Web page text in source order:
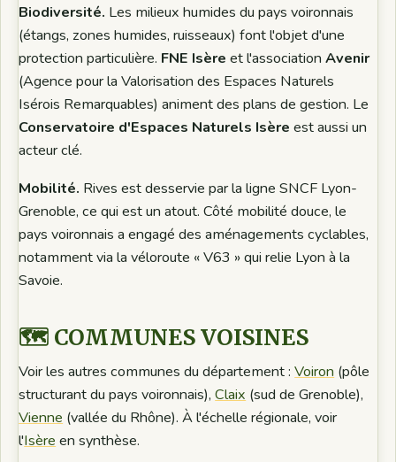
Biodiversité. Les milieux humides du pays voironnais
(étangs, zones humides, ruisseaux) font l'objet d'une
protection particulière. FNE Isère et l'associationAvenir
(Agence pour la Valorisation des Espaces Naturels
Isérois Remarquables) animent des plans de gestion. Le
Conservatoire d'Espaces Naturels Isère est aussi un
acteur clé.
Mobilité. Rives est desservie par la ligne SNCF Lyon-
Grenoble, ce qui est un atout. Côté mobilité douce, le
pays voironnais a engagé des aménagements cyclables,
notamment via la véloroute « V63 » qui relie Lyon à la
Savoie.
🗺️ COMMUNES VOISINES
Voir les autres communes du département :Voiron (pôle
structurant du pays voironnais),Claix (sud de Grenoble),
Vienne (vallée du Rhône). À l'échelle régionale, voir
l'Isère en synthèse.